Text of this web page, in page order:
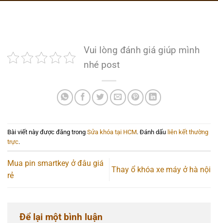
Vui lòng đánh giá giúp mình
nhé post
Bài viết này được đăng trong Sửa khóa tại HCM. Đánh dấu liên kết thường
trực.
Mua pin smartkey ở đâu giá
rẻ
Thay ổ khóa xe máy ở hà nội
Để lại một bình luận